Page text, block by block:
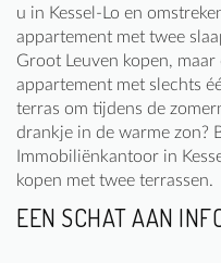
u in Kessel-Lo en
appartement met twee
Groot Leuven kopen,
appartement met slechts
terras om tijdens de
drankje in de warme zon?
Immobiliënkantoor in
kopen met twee terrassen.
EEN SCHAT AAN